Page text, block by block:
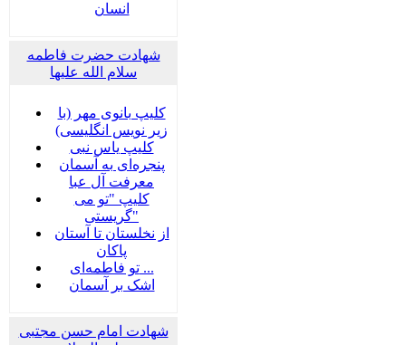
انسان
شهادت حضرت فاطمه
سلام الله علیها
کلیپ بانوی مهر (با
زیر نویس انگلیسی)
کلیپ یاس نبی
پنجره‌ای به آسمان
معرفت آل عبا
کلیپ "تو می
گریستی"
از نخلستان تا آستان
پاکان
تو فاطمه‌ای ...
اشک بر آسمان
شهادت امام حسن مجتبی